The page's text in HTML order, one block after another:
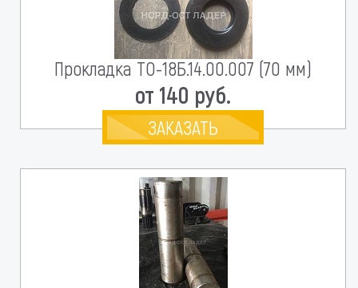
Прокладка ТО-18Б.14.00.007 (70 мм)
от 140 руб.
ЗАКАЗАТЬ